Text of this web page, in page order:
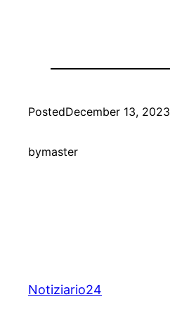
PostedDecember 13, 2023
bymaster
Notiziario24